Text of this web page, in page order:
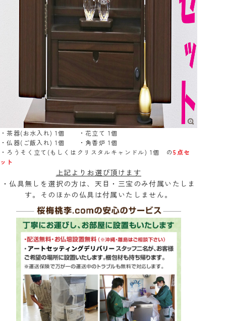
・茶器(お水入れ) 1個 ・花立て 1個
・仏器(ご飯入れ) 1個 ・角香炉 1個
・ろうそく立て(もしくはクリスタルキャンドル) 1個 の5点セ
ット
上記よりお選び頂けます
・仏具無しを選択の方は、天目・三宝のみ付属いたしま
す。そのほかの仏具は付属いたしません。